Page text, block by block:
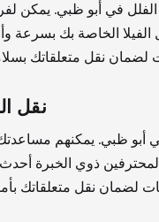
في أبو ظبي. يمكن
الخاصة بك بسرعة
نقل
أبو ظبي. يمكنهم
ذوي الخبرة